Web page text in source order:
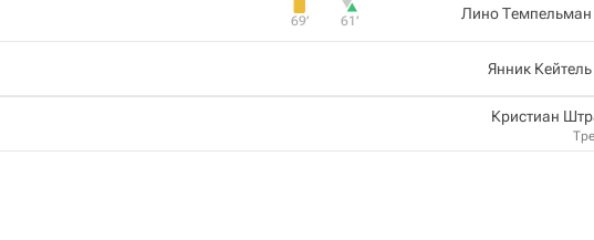
Лино Темпельман
61‎’‎
69‎’‎
Янник Кейтель
Кристиан